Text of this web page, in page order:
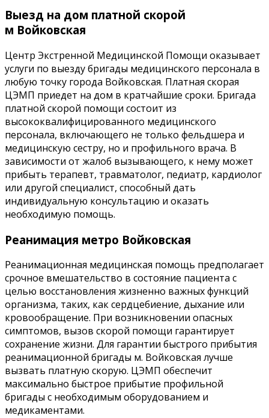
Выезд на дом платной скорой
м Войковская
Центр Экстренной Медицинской Помощи оказывает
услуги по выезду бригады медицинского персонала в
любую точку города Войковская. Платная скорая
ЦЭМП приедет на дом в кратчайшие сроки. Бригада
платной скорой помощи состоит из
высококвалифицированного медицинского
персонала, включающего не только фельдшера и
медицинскую сестру, но и профильного врача. В
зависимости от жалоб вызывающего, к нему может
прибыть терапевт, травматолог, педиатр, кардиолог
или другой специалист, способный дать
индивидуальную консультацию и оказать
необходимую помощь.
Реанимация метро Войковская
Реанимационная медицинская помощь предполагает
срочное вмешательство в состояние пациента с
целью восстановления жизненно важных функций
организма, таких, как сердцебиение, дыхание или
кровообращение. При возникновении опасных
симптомов, вызов скорой помощи гарантирует
сохранение жизни. Для гарантии быстрого прибытия
реанимационной бригады м. Войковская лучше
вызвать платную скорую. ЦЭМП обеспечит
максимально быстрое прибытие профильной
бригады с необходимым оборудованием и
медикаментами.